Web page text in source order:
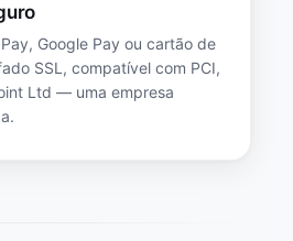
Google Pay ou cartão de
SSL, compatível com PCI,
Ltd — uma empresa